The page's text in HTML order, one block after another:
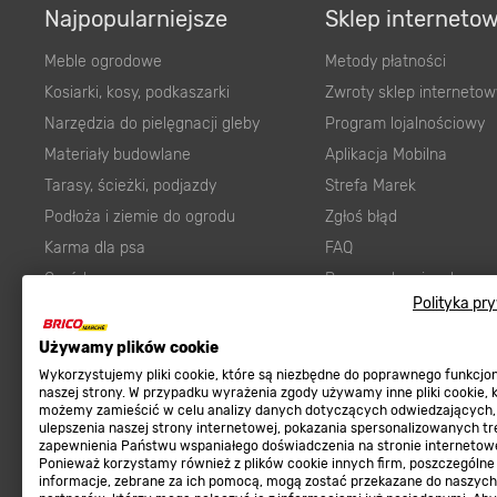
Polityka
Używamy plików cookie
Wykorzystujemy pliki cookie, które są niezbędne do poprawnego
naszej strony. W przypadku wyrażenia zgody używamy inne pliki cookie,
możemy zamieścić w celu analizy danych dotyczących odwiedzających,
ulepszenia naszej strony internetowej, pokazania spersonalizowanych
zapewnienia Państwu wspaniałego doświadczenia na stronie
Ponieważ korzystamy również z plików cookie innych firm, poszczególne
informacje, zebrane za ich pomocą, mogą zostać przekazane do naszych
Najpopularniejsze
Meble ogrodowe
Kosiarki, kosy, podkaszarki
Narzędzia do pielęgnacji gleby
Materiały budowlane
Tarasy, ścieżki, podjazdy
Podłoża i ziemie do ogrodu
Karma dla psa
Ogród
Elektryka
Panele
Elektronarzędzia
Płytki
Panele podłogowe
Sklep
Metody płatności
Zwroty sklep
Program lojalnościowy
Aplikacja Mobilna
Strefa Marek
Zgłoś błąd
FAQ
Prawny obowiązek
zgodności towaru z
Regulaminy
Regulaminy
Polityka prywatności